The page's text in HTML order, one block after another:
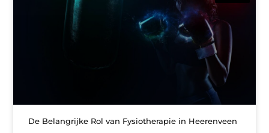
De Belangrijke Rol van Fysiotherapie in Heerenveen